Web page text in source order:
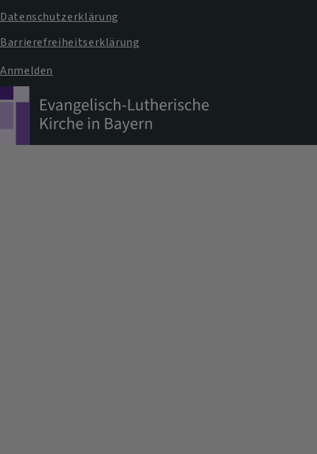
Datenschutzerklärung
Barrierefreiheitserklärung
Benutzermenü
Anmelden